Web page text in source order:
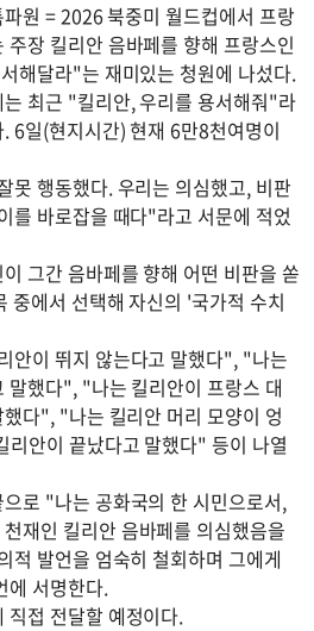
원 = 2026 북중미 월드컵에서 프랑
장 킬리안 음바페를 향해 프랑스인
해달라"는 재미있는 청원에 나섰다.
최근 "킬리안, 우리를 용서해줘"라
6일(현지시간) 현재 6만8천여명이
못 행동했다. 우리는 의심했고, 비판
를 바로잡을 때다"라고 서문에 적었
그간 음바페를 향해 어떤 비판을 쏟
중에서 선택해 자신의 '국가적 수치
안이 뛰지 않는다고 말했다", "나는
말했다", "나는 킬리안이 프랑스 대
다", "나는 킬리안 머리 모양이 엉
안이 끝났다고 말했다" 등이 나열
로 "나는 공화국의 한 시민으로서,
재인 킬리안 음바페를 의심했음을
적 발언을 엄숙히 철회하며 그에게
에 서명한다.
직접 전달할 예정이다.